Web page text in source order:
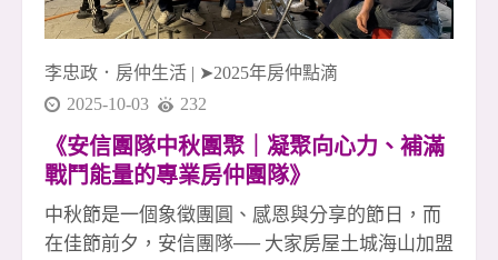
夥伴互助合作 #大家房屋土城海山店 #大家房屋土
城日月光店 #五泰社宅代租代管 #安信團隊 #李忠
政大家房
李忠政．房仲生活 | ➤2025年房仲點滴
2025-10-03
232
《安信團隊中秋團聚｜凝聚向心力、補滿
戰鬥能量的專業房仲團隊》
中秋節是一個象徵團圓、感恩與分享的節日，而
在佳節前夕，安信團隊── 大家房屋土城海山加盟